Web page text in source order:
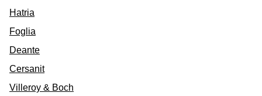
Hatria
Foglia
Deante
Cersanit
Villeroy & Boch